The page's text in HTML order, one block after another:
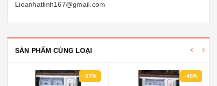
Lioanhatlinh167@gmail.com
SẢN PHẨM CÙNG LOẠI
-37% -45%